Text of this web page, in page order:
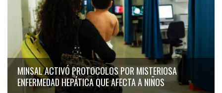
MINSAL ACTIVÓ PROTOCOLOS POR MISTERIOSA
ENFERMEDAD HEPÁTICA QUE AFECTA A NIÑOS